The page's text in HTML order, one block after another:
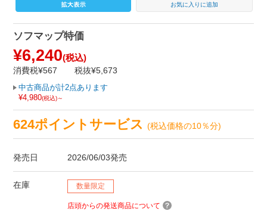
お気に入りに追加
ソフマップ特価
¥6,240(税込)
消費税¥567 税抜¥5,673
中古商品が計2点あります
¥4,980(税込)～
624ポイントサービス(税込価格の10％分)
発売日 2026/06/03発売
在庫 数量限定
店頭からの発送商品について